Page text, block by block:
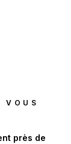
VOUS
près de